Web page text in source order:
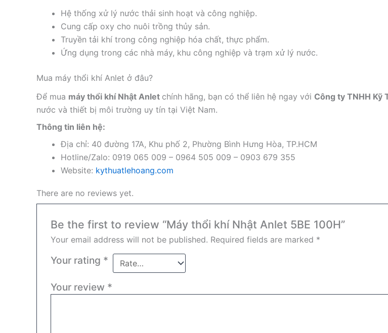
Hệ thống xử lý nước thải sinh hoạt và công nghiệp.
Cung cấp oxy cho nuôi trồng thủy sản.
Truyền tải khí trong công nghiệp hóa chất, thực phẩm.
Ứng dụng trong các nhà máy, khu công nghiệp và trạm xử lý nước.
Mua máy thổi khí Anlet ở đâu?
Để mua máy thổi khí Nhật Anlet chính hãng, bạn có thể liên hệ ngay với Công ty TNHH Kỹ
nước và thiết bị môi trường uy tín tại Việt Nam.
Thông tin liên hệ:
Địa chỉ: 40 đường 17A, Khu phố 2, Phường Bình Hưng Hòa, TP.HCM
Hotline/Zalo: 0919 065 009 – 0964 505 009 – 0903 679 355
Website: kythuatlehoang.com
There are no reviews yet.
Be the first to review “Máy thổi khí Nhật Anlet 5BE 100H”
Your email address will not be published. Required fields are marked *
Your rating *
Your review *